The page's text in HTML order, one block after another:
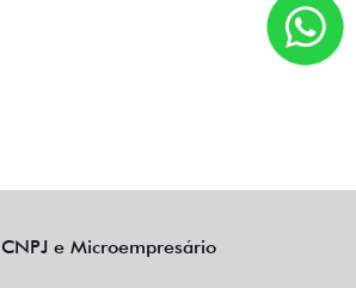
CNPJ e Microempresário